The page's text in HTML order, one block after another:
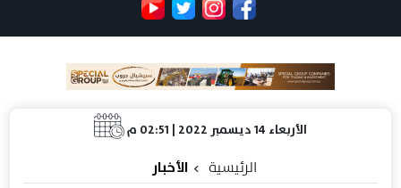
الأربعاء 14 ديسمبر 2022 | 02:51 م
الرئيسية الأخبار